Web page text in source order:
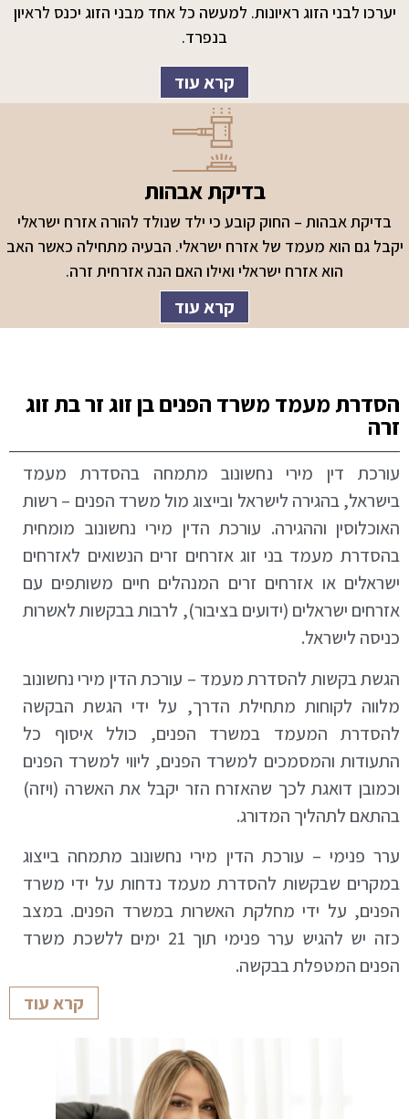
יערכו לבני הזוג ראיונות. למעשה כל אחד מבני הזוג יכנס לראיון
בנפרד.
קרא עוד
בדיקת אבהות
בדיקת אבהות – החוק קובע כי ילד שנולד להורה אזרח ישראלי
יקבל גם הוא מעמד של אזרח ישראלי. הבעיה מתחילה כאשר האב
הוא אזרח ישראלי ואילו האם הנה אזרחית זרה.
קרא עוד
הסדרת מעמד משרד הפנים בן זוג זר בת זוג
זרה
עורכת דין מירי נחשונוב מתמחה בהסדרת מעמד
בישראל, בהגירה לישראל ובייצוג מול משרד הפנים – רשות
האוכלוסין וההגירה. עורכת הדין מירי נחשונוב מומחית
בהסדרת מעמד בני זוג אזרחים זרים הנשואים לאזרחים
ישראלים או אזרחים זרים המנהלים חיים משותפים עם
אזרחים ישראלים (ידועים בציבור), לרבות בבקשות לאשרות
כניסה לישראל.
הגשת בקשות להסדרת מעמד – עורכת הדין מירי נחשונוב
מלווה לקוחות מתחילת הדרך, על ידי הגשת הבקשה
להסדרת המעמד במשרד הפנים, כולל איסוף כל
התעודות והמסמכים למשרד הפנים, ליווי למשרד הפנים
וכמובן דואגת לכך שהאזרח הזר יקבל את האשרה (ויזה)
בהתאם לתהליך המדורג.
ערר פנימי – עורכת הדין מירי נחשונוב מתמחה בייצוג
במקרים שבקשות להסדרת מעמד נדחות על ידי משרד
הפנים, על ידי מחלקת האשרות במשרד הפנים. במצב
כזה יש להגיש ערר פנימי תוך 21 ימים ללשכת משרד
הפנים המטפלת בבקשה.
קרא עוד